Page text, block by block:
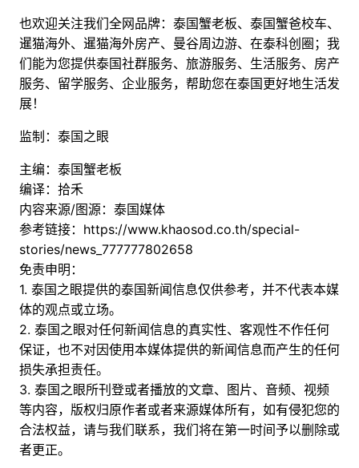
也欢迎关注我们全网品牌：泰国蟹老板、泰国蟹爸校车、
暹猫海外、暹猫海外房产、曼谷周边游、 在泰科创圈 ； 我
们能为您提供泰国社群服务、旅游服务、生活服务、房产
服务、留学服务、企业服务，帮助您在泰国更好地生活发
展！
监制：泰国之眼
主编：泰国蟹老板
编译：拾禾
内容来源/图源：泰国媒体
参考链接： https://www.khaosod.co.th/special-
stories/news_777777802658
免责申明：
1. 泰国之眼提供的泰国新闻信息仅供参考，并不代表本媒
体的观点或立场。
2. 泰国之眼对任何新闻信息的真实性、客观性不作任何
保证，也不对因使用本媒体提供的新闻信息而产生的任何
损失承担责任。
3. 泰国之眼所刊登或者播放的文章、图片、音频、视频
等内容，版权归原作者或者来源媒体所有，如有侵犯您的
合法权益，请与我们联系，我们将在第一时间予以删除或
者更正。